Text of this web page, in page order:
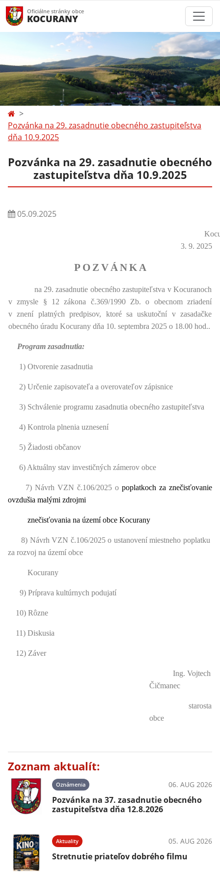
Oficiálne stránky obce
KOCURANY
Pozvánka na 29. zasadnutie obecného zastupiteľstva
dňa 10.9.2025
Pozvánka na 29. zasadnutie obecného
zastupiteľstva dňa 10.9.2025
05.09.2025
3. 9. 2025
P O Z VÁNKA
na 29. zasadnutie obecného zastupiteľstva v Kocuranoch
v zmysle § 12 zákona č.369/1990 Zb. o obecnom zriadení
v znení platných predpisov, ktoré sa uskutoční v zasadačke
obecného úradu Kocurany dňa 10. septembra 2025 o 18.00 hod..
Program zasadnutia:
1) Otvorenie zasadnutia
2) Určenie zapisovateľa a overovateľov zápisnice
3) Schválenie programu zasadnutia obecného zastupiteľstva
4) Kontrola plnenia uznesení
5) Žiadosti občanov
6) Aktuálny stav investičných zámerov obce
7) Návrh VZN č.106/2025 o poplatkoch za znečisťovanie
ovzdušia malými zdrojmi
znečisťovania na území obce Kocurany
8) Návrh VZN č.106/2025 o ustanovení miestneho poplatku
za rozvoj na území obce
Kocurany
9) Príprava kultúrnych podujatí
10) Rôzne
11) Diskusia
12) Záver
Ing. Vojtech
Čičmanec
starosta
obce
Zoznam aktualít:
Oznámenia 06. AUG 2026
Pozvánka na 37. zasadnutie obecného
zastupiteľstva dňa 12.8.2026
Aktuality 05. AUG 2026
Stretnutie priateľov dobrého filmu